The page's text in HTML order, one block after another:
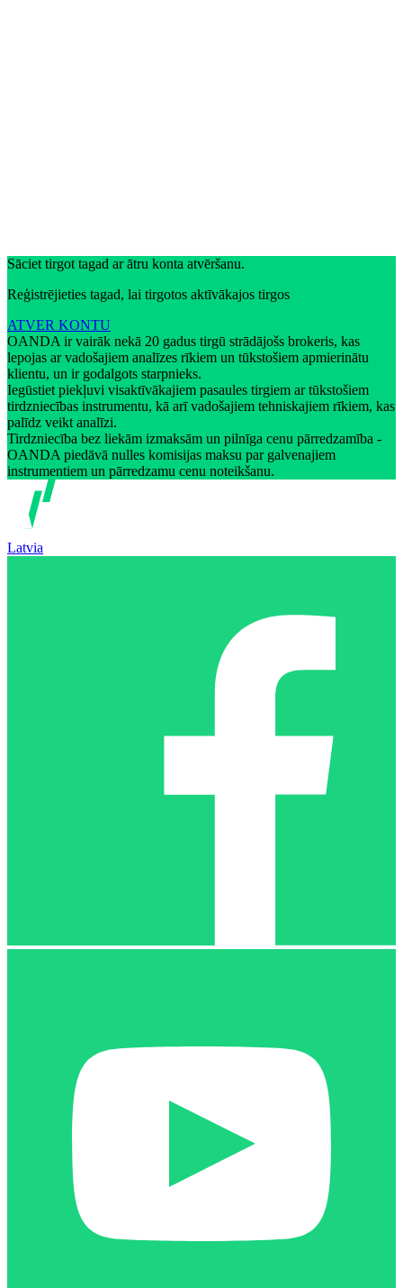
Sāciet tirgot tagad ar ātru konta atvēršanu.
Reģistrējieties tagad, lai tirgotos aktīvākajos tirgos
ATVER KONTU
OANDA ir vairāk nekā 20 gadus tirgū strādājošs brokeris, kas
lepojas ar vadošajiem analīzes rīkiem un tūkstošiem apmierinātu
klientu, un ir godalgots starpnieks.
Iegūstiet piekļuvi visaktīvākajiem pasaules tirgiem ar tūkstošiem
tirdzniecības instrumentu, kā arī vadošajiem tehniskajiem rīkiem, kas
palīdz veikt analīzi.
Tirdzniecība bez liekām izmaksām un pilnīga cenu pārredzamība -
OANDA piedāvā nulles komisijas maksu par galvenajiem
instrumentiem un pārredzamu cenu noteikšanu.
Latvia